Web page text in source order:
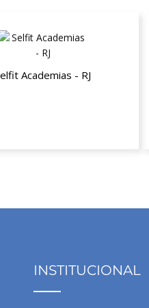
Academias - RJ
INSTITUCIONAL